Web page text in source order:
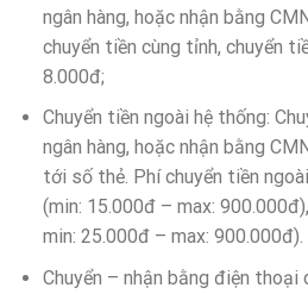
ngân hàng, hoặc nhận bằng
chuyển tiền cùng tỉnh, chuyển
8.000đ;
Chuyển tiền ngoài hệ thống:
ngân hàng, hoặc nhận bằng
tới số thẻ. Phí chuyển tiền
(min: 15.000đ – max:
min: 25.000đ – max: 900.000đ).
Chuyển – nhận bằng điện thoại